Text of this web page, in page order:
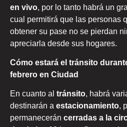
en vivo, por lo tanto habrá un
cual permitirá que las personas
obtener su pase no se pierdan
apreciarla desde sus hogares.
Cómo estará el tránsito
febrero en Ciudad
En cuanto al tránsito, habrá
destinarán a estacionamiento,
permanecerán cerradas a la